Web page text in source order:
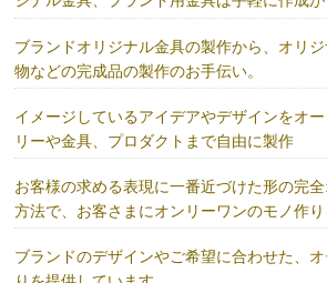
ブランドオリジナル金具の製作から、オリ
物などの完成品の製作のお手伝い。
イメージしているアイデアやデザインをオ
リーや金具、プロダクトまで自由に製作
お客様の求める表現に一番近づけた形の完
方法で、お客さまにオンリーワンのモノ作り
ブランドのデザインやご希望に合わせた、